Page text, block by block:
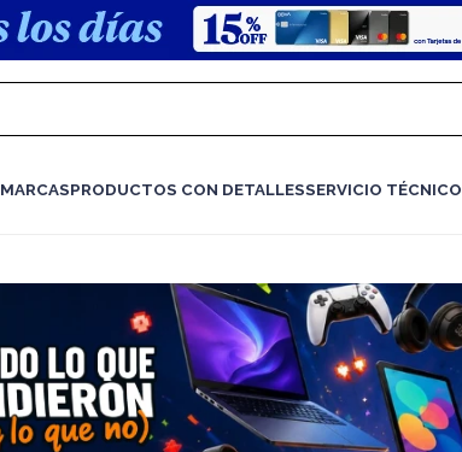
MARCASPRODUCTOS CON DETALLESSERVICIO TÉCNICO